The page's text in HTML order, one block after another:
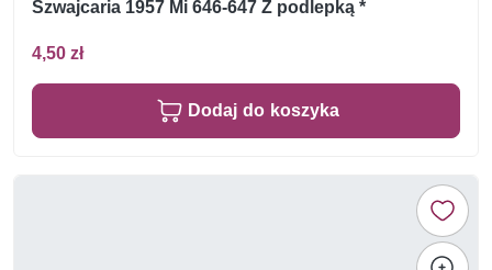
Szwajcaria 1957 Mi 646-647 Z podlepką *
4,50 zł
Dodaj do koszyka